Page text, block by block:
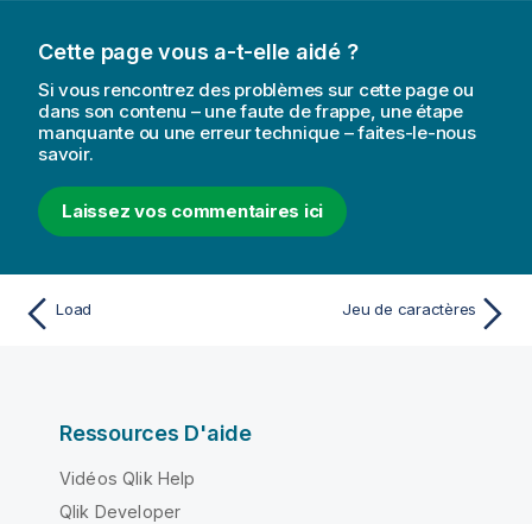
Cette page vous a-t-elle aidé ?
Si vous rencontrez des problèmes sur cette page ou
dans son contenu – une faute de frappe, une étape
manquante ou une erreur technique – faites-le-nous
savoir.
Laissez vos commentaires ici
Load Jeu de caractères
Ressources D'aide
Vidéos Qlik Help
Qlik Developer